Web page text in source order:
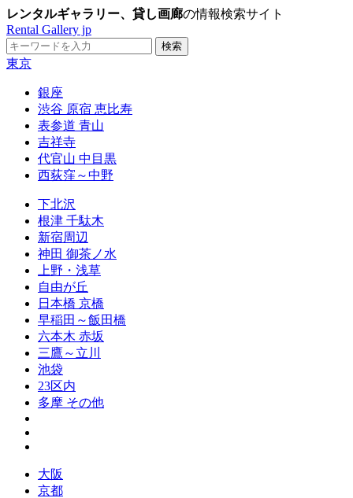
レンタルギャラリー、貸し画廊の情報検索サイト
Rental Gallery jp
東京
銀座
渋谷 原宿 恵比寿
表参道 青山
吉祥寺
代官山 中目黒
西荻窪～中野
下北沢
根津 千駄木
新宿周辺
神田 御茶ノ水
上野・浅草
自由が丘
日本橋 京橋
早稲田～飯田橋
六本木 赤坂
三鷹～立川
池袋
23区内
多摩 その他
大阪
京都